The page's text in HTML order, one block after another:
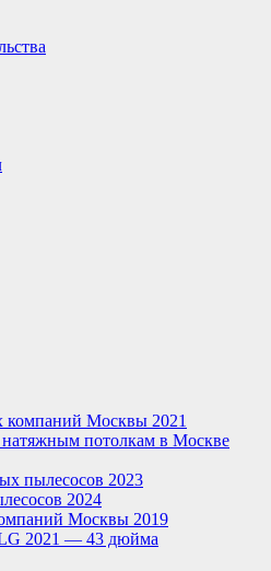
компаний Москвы 2021
потолкам в Москве
пылесосов 2023
2024
Москвы 2019
LG 2021 — 43 дюйма